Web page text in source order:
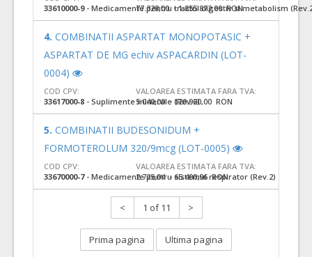
33610000-9- Medicamente pentru tractul digestiv si metabolism
77.328,00 - 1.855.872,00 RON
4. COMBINATII ASPARTAT MONOPOTASIC +
ASPARTAT DE MG echiv ASPACARDIN (LOT-
0004)
COD CPV:
33617000-8 - Suplimente minerale (Rev.2)
VALOAREA ESTIMATA FARA TVA:
5.040,00 - 120.960,00 RON
5. COMBINATII BUDESONIDUM +
FORMOTEROLUM 320/9mcg (LOT-0005)
COD CPV:
33670000-7- Medicamente pentru sistemul respirator (Rev.2)
VALOAREA ESTIMATA FARA TVA:
2.725,04 - 65.400,96 RON
< 1 of 11 >
Prima pagina Ultima pagina